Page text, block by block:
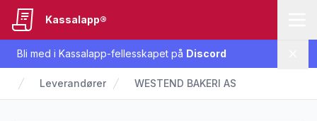
Bli med i Kassalapp-fellesskapet på Discord
Kassalapp®
Leverandører WESTEND BAKERI AS